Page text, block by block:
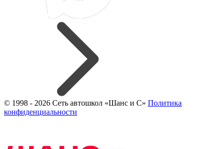
© 1998 - 2026 Сеть автошкол «Шанс и С» Политика
конфиденциальности